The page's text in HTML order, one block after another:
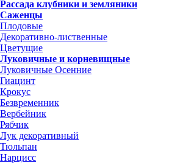
Рассада клубники и земляники
Саженцы
Плодовые
Декоративно-лиственные
Цветущие
Луковичные и корневищные
Луковичные Осенние
Гиацинт
Крокус
Безвременник
Вербейник
Рябчик
Лук декоративный
Тюльпан
Нарцисс